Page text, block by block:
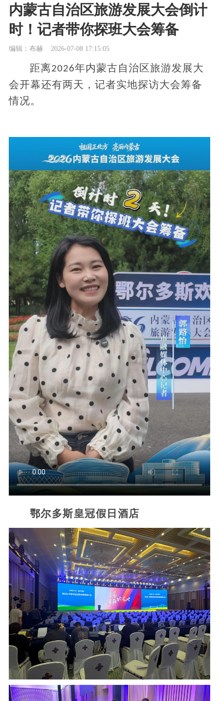
内蒙古自治区旅游发展大会倒计
时！记者带你探班大会筹备
编辑：布赫 2026-07-08 17:15:05
距离2026年内蒙古自治区旅游发展大
会开幕还有两天，记者实地探访大会筹备
情况。
鄂尔多斯皇冠假日酒店